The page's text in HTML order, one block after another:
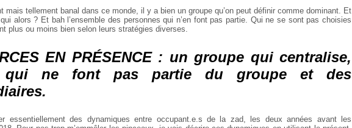
mais tellement banal dans ce monde, il y a bien un groupe qu’on peut définir comme dominant. Et
alors ? Et bah l’ensemble des personnes qui n’en font pas partie. Qui ne se sont pas choisies
plus ou moins bien selon leurs stratégies diverses.
EN PRÉSENCE : un groupe qui centralise,
qui ne font pas partie du groupe et des
essentiellement des dynamiques entre occupant.e.s de la zad, les deux années avant les